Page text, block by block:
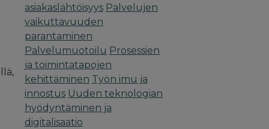
asiakaslähtöisyys Palvelujen
vaikuttavuuden
parantaminen
Palvelumuotoilu Prosessien
ja toimintatapojen
kehittäminen Työn imu ja
innostus Uuden teknologian
hyödyntäminen ja
digitalisaatio